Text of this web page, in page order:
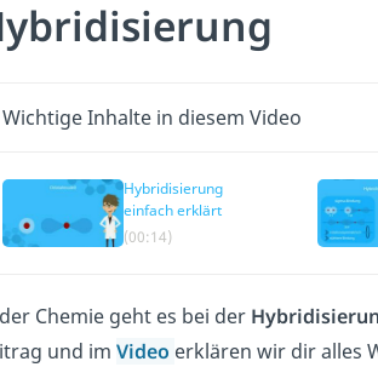
Wichtige Inhalte in diesem Video
Hybridisierung
einfach erklärt
(00:14)
Chemie geht es bei der
und im Video erklären wir dir alles